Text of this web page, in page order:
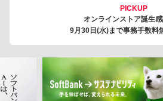
PICKUP
オンラインストア誕生感
9月30日(水)まで事務手数料